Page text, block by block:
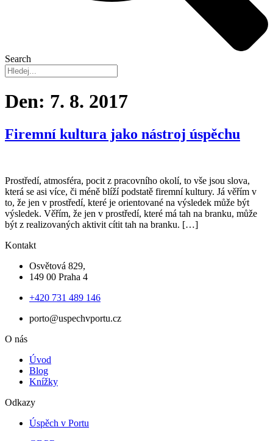
Search
Den: 7. 8. 2017
Firemní kultura jako nástroj úspěchu
Prostředí, atmosféra, pocit z pracovního okolí, to vše jsou slova,
která se asi více, či méně blíží podstatě firemní kultury. Já věřím v
to, že jen v prostředí, které je orientované na výsledek může být
výsledek. Věřím, že jen v prostředí, které má tah na branku, může
být z realizovaných aktivit cítit tah na branku. […]
Kontakt
Osvětová 829,
149 00 Praha 4
+420 731 489 146
porto@uspechvportu.cz
O nás
Úvod
Blog
Knížky
Odkazy
Úspěch v Portu